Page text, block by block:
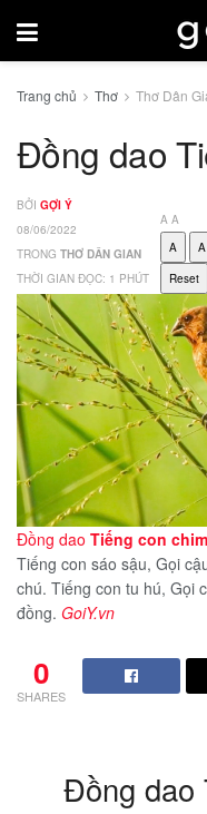
Trang chủ Thơ Thơ Dân
Đồng dao
BỞI GỢI Ý
08/06/2022
TRONG THƠ DÂN GIAN
THỜI GIAN ĐỌC: 1 PHÚT
A A
A
A
Reset
Đồng dao Tiếng con
Tiếng con sáo sậu, Gọi
chú. Tiếng con tu hú, Gọi
đồng. GoiY.vn
0
SHARES
Đồng dao